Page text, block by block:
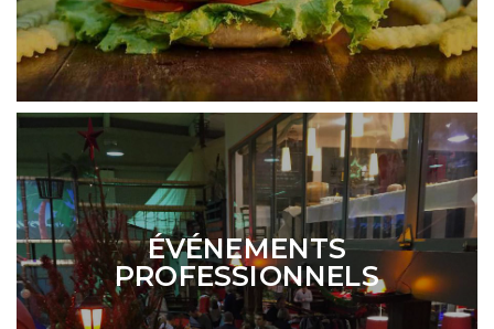
ÉVÉNEMENTS
PROFESSIONNELS